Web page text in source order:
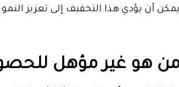
يمكن أن يؤدي هذا التخفيف إلى تعزيز
هو غير مؤهل